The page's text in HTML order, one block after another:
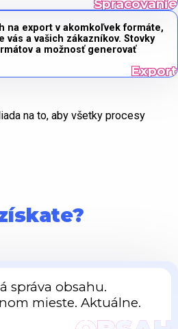
na export v akomkoľvek formáte,
vás a vašich zákazníkov. Stovky
a možnosť generovať
na to, aby všetky procesy
správa obsahu.
mieste. Aktuálne.